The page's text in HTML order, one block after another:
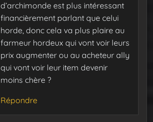
d’archimonde est plus intéressant
financièrement parlant que celui
horde, donc cela va plus plaire au
farmeur hordeux qui vont voir leurs
prix augmenter ou au acheteur ally
qui vont voir leur item devenir
moins chère ?
Répondre